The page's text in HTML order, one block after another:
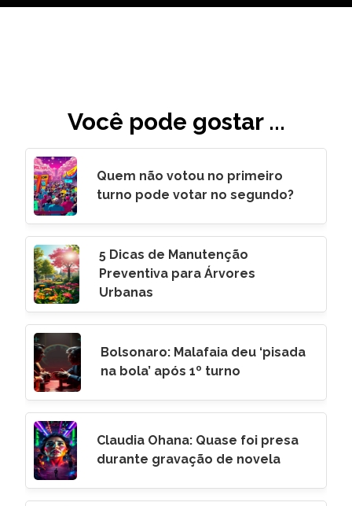
Você pode gostar ...
Quem não votou no primeiro
turno pode votar no segundo?
5 Dicas de Manutenção
Preventiva para Árvores
Urbanas
Bolsonaro: Malafaia deu ‘pisada
na bola’ após 1º turno
Claudia Ohana: Quase foi presa
durante gravação de novela